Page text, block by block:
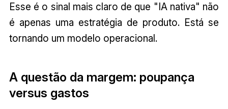
Esse é o sinal mais claro de que "IA nativa" não
é apenas uma estratégia de produto. Está se
tornando um modelo operacional.
A questão da margem: poupança
versus gastos